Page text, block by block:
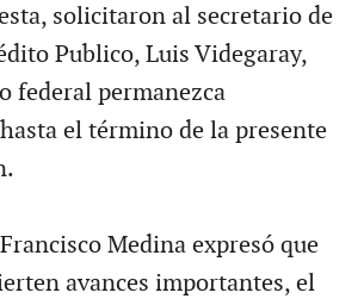
solicitaron al secretario de
Publico, Luis Videgaray,
federal permanezca
el término de la presente
Medina expresó que
avances importantes, el